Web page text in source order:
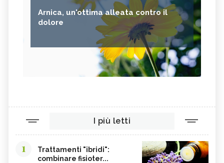
Arnica, un'ottima alleata contro il
dolore
I più letti
1
Trattamenti "ibridi":
combinare fisioter...